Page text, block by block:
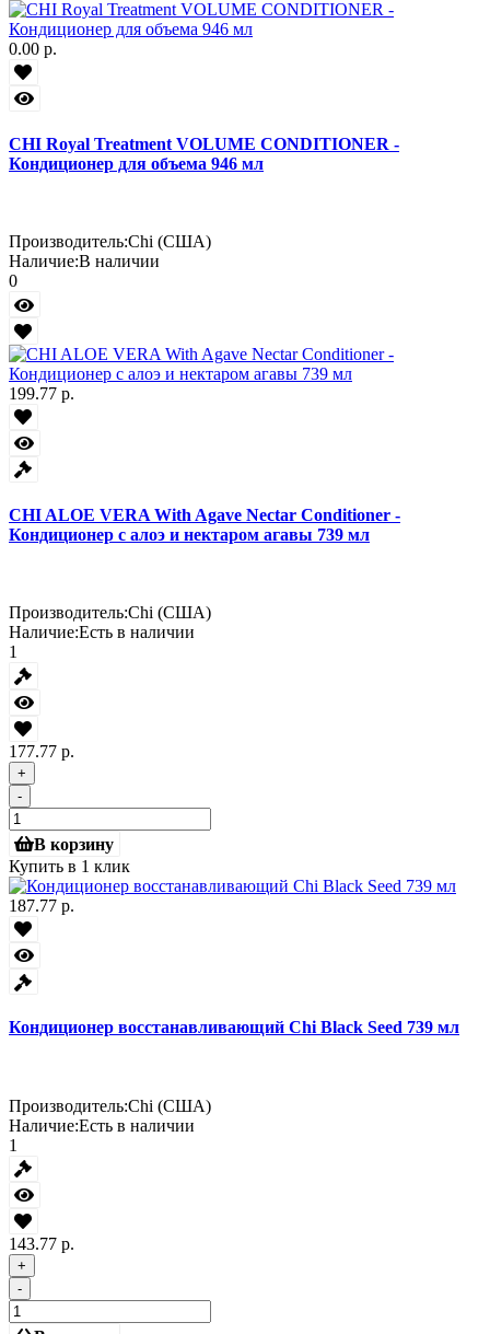
0.00 р.
CHI Royal Treatment VOLUME CONDITIONER -
Кондиционер для объема 946 мл
Производитель:Chi (США)
Наличие:В наличии
0
199.77 р.
CHI ALOE VERA With Agave Nectar Conditioner -
Кондиционер с алоэ и нектаром агавы 739 мл
Производитель:Chi (США)
Наличие:Есть в наличии
1
177.77 р.
+
-
В корзину
Купить в 1 клик
187.77 р.
Кондиционер восстанавливающий Chi Black Seed 739 мл
Производитель:Chi (США)
Наличие:Есть в наличии
1
143.77 р.
+
-